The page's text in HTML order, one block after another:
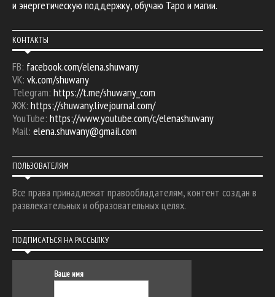
и энергетическую поддержку, обучаю Таро и магии.
КОНТАКТЫ
FB: facebook.com/elena.shuwany
VK: vk.com/shuwany
Telegram: https://t.me/shuwany_com
ЖЖ: https://shuwany.livejournal.com/
YouTube: https://www.youtube.com/c/elenashuwany
Mail: elena.shuwany@gmail.com
ПОЛЬЗОВАТЕЛЯМ
Все права принадлежат правообладателям, контент создан в
развлекательных и образовательных целях.
ПОДПИСАТЬСЯ НА РАССЫЛКУ
Ваше имя